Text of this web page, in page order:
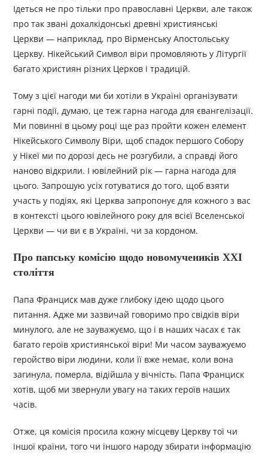
Ідеться не про тільки про православні Церкви, але також
про так звані дохалкідонські древні християнські
Церкви — наприклад, про Вірменську Апостольську
Церкву. Нікейський Символ віри промовляють у Літургії
багато християн різних Церков і традицій.
Тому з цієї нагоди ми би хотіли в Україні організувати
гарні події, думаю, це теж гарна нагода для євангелізації.
Ми повинні в цьому році ще раз пройти кожен елемент
Нікейського Символу Віри, щоб спадок першого Собору
у Нікеї ми по дорозі десь не розгубили, а справді його
наново відкрили. І ювілейний рік — гарна нагода для
цього. Запрошую усіх готуватися до того, щоб взяти
участь у подіях, які Церква запропонує для кожного з вас
в контексті цього ювілейного року для всієї Вселенської
Церкви — чи ви є в Україні, чи за кордоном.
Про папську комісію щодо новомучеників ХХІ
століття
Папа Франциск мав дуже глибоку ідею щодо цього
питання. Адже ми зазвичай говоримо про свідків віри
минулого, але не зауважуємо, що і в наших часах є так
багато героїв християнської віри! Ми часом зауважуємо
геройство віри людини, коли її вже немає, коли вона
загинула, померла, відійшла у вічність. Папа Франциск
хотів, щоб ми звернули увагу на таких героїв наших
часів.
Отже, ця комісія просила кожну місцеву Церкву тої чи
іншої країни, того чи іншого народу збирати інформацію